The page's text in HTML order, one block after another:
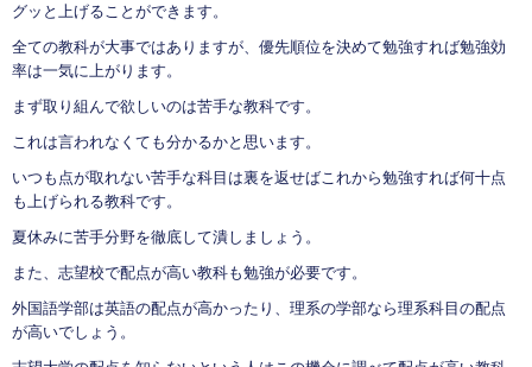
グッと上げることができます。
全ての教科が大事ではありますが、優先順位を決めて勉強すれば勉強効
率は一気に上がります。
まず取り組んで欲しいのは苦手な教科です。
これは言われなくても分かるかと思います。
いつも点が取れない苦手な科目は裏を返せばこれから勉強すれば何十点
も上げられる教科です。
夏休みに苦手分野を徹底して潰しましょう。
また、志望校で配点が高い教科も勉強が必要です。
外国語学部は英語の配点が高かったり、理系の学部なら理系科目の配点
が高いでしょう。